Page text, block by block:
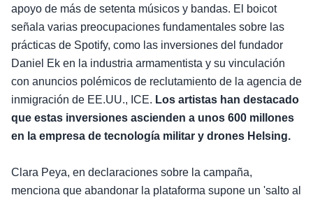
apoyo de más de setenta músicos y bandas. El boicot
señala varias preocupaciones fundamentales sobre las
prácticas de Spotify, como las inversiones del fundador
Daniel Ek en la industria armamentista y su vinculación
con anuncios polémicos de reclutamiento de la agencia de
inmigración de EE.UU., ICE. Los artistas han destacado
que estas inversiones ascienden a unos 600 millones
en la empresa de tecnología militar y drones Helsing.
Clara Peya, en declaraciones sobre la campaña,
menciona que abandonar la plataforma supone un 'salto al